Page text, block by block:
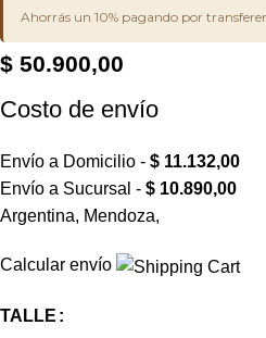
Ahorrás un 10% pagando por
$ 50.900,00
Costo de envío
Envío a Domicilio - $ 11.132,00
Envío a Sucursal - $ 10.890,00
Argentina, Mendoza,
Calcular envío
TALLE